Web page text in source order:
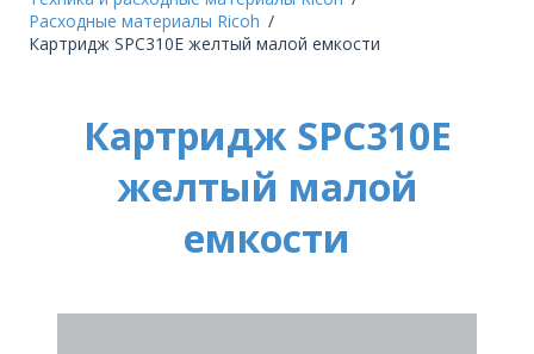
Расходные материалы Ricoh
Картридж SPC310E желтый малой емкости
Картридж SPC310E
желтый малой
емкости